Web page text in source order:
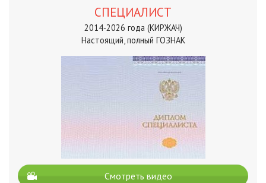
СПЕЦИАЛИСТ
2014-2026 года (КИРЖАЧ)
Настоящий, полный ГОЗНАК
Смотреть видео